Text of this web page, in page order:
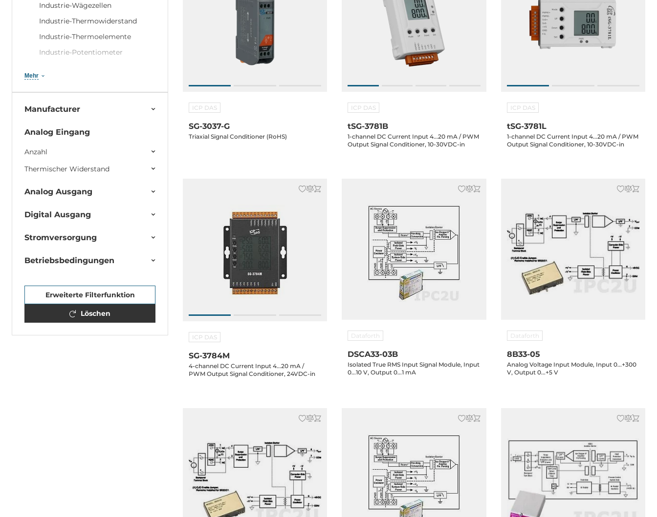
Industrie-Wägezellen
Industrie-Thermowiderstand
Industrie-Thermoelemente
Industrie-Potentiometer
Anwendungen
Industrielle Spannungs- und
Stromdämpfer
Dataforth DSCL Module
Dataforth SCMD Module
Zubehör für Signal Conditioner
Mehr
Manufacturer
Analog Eingang
Anzahl
Thermischer Widerstand
Analog Ausgang
Digital Ausgang
Stromversorgung
Betriebsbedingungen
Erweiterte Filterfunktion
Löschen
ICP DAS
SG-3037-G
Triaxial Signal Conditioner (RoHS)
ICP DAS
tSG-3781B
1-channel DC Current Input 4...20 mA / PWM
Output Signal Conditioner, 10-30VDC-in
ICP DAS
tSG-3781L
1-channel DC Current Input 4...20 mA / PWM
Output Signal Conditioner, 10-30VDC-in
ICP DAS
SG-3784M
4-channel DC Current Input 4...20 mA /
PWM Output Signal Conditioner, 24VDC-in
Dataforth
DSCA33-03B
Isolated True RMS Input Signal Module, Input
0...10 V, Output 0...1 mA
Dataforth
8B33-05
Analog Voltage Input Module, Input 0...+300
V, Output 0...+5 V